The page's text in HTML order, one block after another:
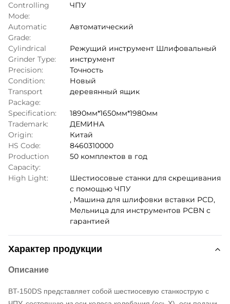
Controlling
Mode:
ЧПУ
Automatic
Grade:
Автоматический
Cylindrical
Grinder Type:
Режущий инструмент Шлифовальный
инструмент
Precision:
Точность
Condition:
Новый
Transport
Package:
деревянный ящик
Specification:
1890мм*1650мм*1980мм
Trademark:
ДЕМИНА
Origin:
Китай
HS Code:
8460310000
Production
Capacity:
50 комплектов в год
High Light:
Шестиосовые станки для скрещивания
с помощью ЧПУ
, Машина для шлифовки вставки PCD,
Мельница для инструментов PCBN с
гарантией
Характер продукции
Описание
BT-150DS представляет собой шестиосевую станкострую с